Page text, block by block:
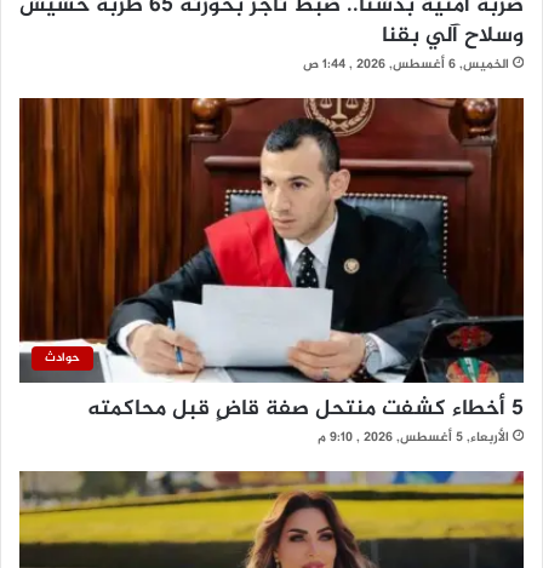
وسلاح آلي بقنا
الخميس, 6 أغسطس, 2026 , 1:44 ص
حوادث
5 أخطاء كشفت منتحل صفة قاضٍ قبل محاكمته
الأربعاء, 5 أغسطس, 2026 , 9:10 م